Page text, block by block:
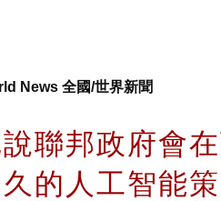
News 全國/世界新聞
聯邦政府會
久的人工智